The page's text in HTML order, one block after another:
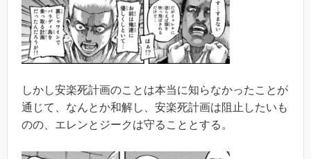
しかし安楽死計画のことは本当に知らなかったことが
通じて、なんとか和解し、安楽死計画は阻止したいも
のの、エレンとジークは守ることとする。